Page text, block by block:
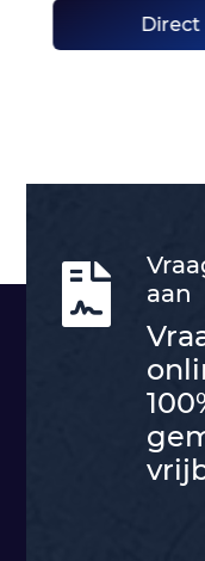

aan